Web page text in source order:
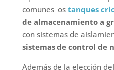
comunes los tanques
de almacenamiento a
con sistemas de
sistemas de control de
Además de la elección